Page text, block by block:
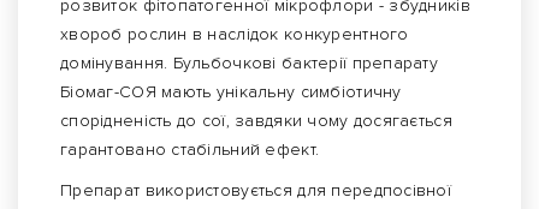
розвиток фітопатогенної мікрофлори - збудників
хвороб рослин в наслідок конкурентного
домінування. Бульбочкові бактерії препарату
Біомаг-СОЯ мають унікальну симбіотичну
спорідненість до сої, завдяки чому досягається
гарантовано стабільний ефект.
Препарат використовується для передпосівної